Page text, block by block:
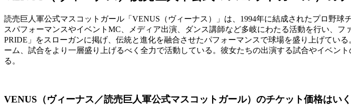
読売巨人軍公式マスコットガール「VENUS（ヴィーナス）」は、1994年に結成されたプロ野
スパフォーマンスやイベントMC、メディア出演、ダンス講師など多岐にわたる活動を行い、
PRIDE」をスローガンに掲げ、伝統と進化を融合させたパフォーマンスで球場を盛り上げてい
ーム、試合をより一層盛り上げるべく全力で活動している。彼女たちの出演する試合やイベン
る。
VENUS（ヴィーナス／読売巨人軍公式マスコットガール）のチケット価格はい